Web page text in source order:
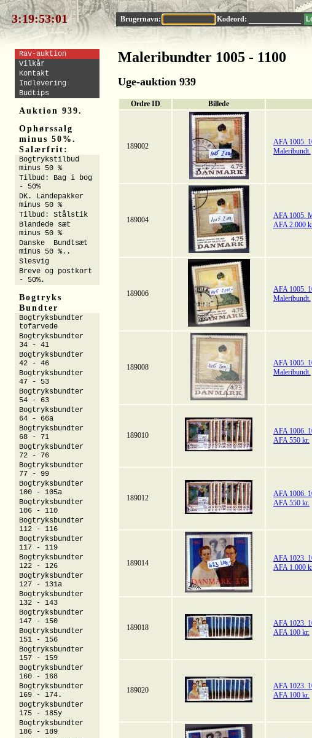
3:19:53:00 Brugernavn: Kodeord:
Maleribundter 1005 - 1100
Uge-auktion 939
Ordre ID Billede
189002
AFA 1005.
Maleribundt.
189004
AFA 1005.
AFA 2.000
189006
AFA 1005.
Maleribundt.
189008
AFA 1005.
Maleribundt.
189010
AFA 1006.
AFA 550 kr.
189012
AFA 1006.
AFA 550 kr.
189014
AFA 1023.
AFA 1.000
189018
AFA 1023.
AFA 100 kr.
189020
AFA 1023.
AFA 100 kr.
Rav-auktion
Vilkår
Kontakt
Indlevering
Budtips
Auktion 939.
Ophørssalg
minus 50%.
Salærfrit:
Bogtrykstilbud
minus 50 %
Tilbud: Bag i bog
- 50%
DK. Landepakker
minus 50 %
Tilbud: Stålstik
Blandede sæt
minus 50 %
Danske Bundtsæt
minus 50 %..
Slesvig
Breve og postkort
- 50%.
Bogtryks
Bundter
Bogtryksbundter
tofarvede
Bogtryksbundter
34 - 41
Bogtryksbundter
42 - 46
Bogtryksbundter
47 - 53
Bogtryksbundter
54 - 63
Bogtryksbundter
64 - 66a
Bogtryksbundter
68 - 71
Bogtryksbundter
72 - 76
Bogtryksbundter
77 - 99
Bogtryksbundter
100 - 105a
Bogtryksbundter
106 - 110
Bogtryksbundter
112 - 116
Bogtryksbundter
117 - 119
Bogtryksbundter
122 - 126
Bogtryksbundter
127 - 131a
Bogtryksbundter
132 - 143
Bogtryksbundter
147 - 150
Bogtryksbundter
151 - 156
Bogtryksbundter
157 - 159
Bogtryksbundter
160 - 168
Bogtryksbundter
169 - 174.
Bogtryksbundter
175 - 185y
Bogtryksbundter
186 - 189